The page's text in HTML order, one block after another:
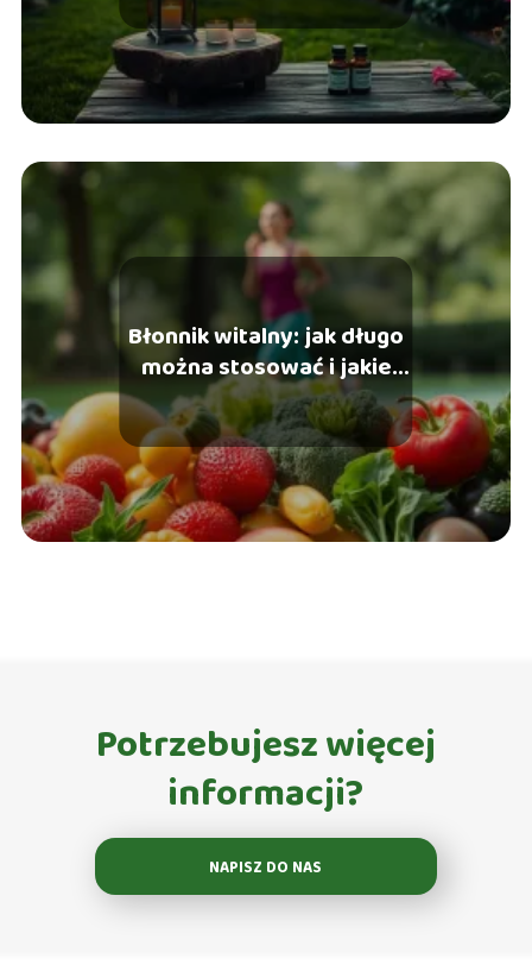
Błonnik witalny: jak długo
można stosować i jakie
daje efekty?
Potrzebujesz więcej
informacji?
NAPISZ DO NAS